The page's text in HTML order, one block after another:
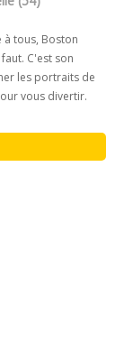
tous, Boston
C'est son
les portraits de
vous divertir.